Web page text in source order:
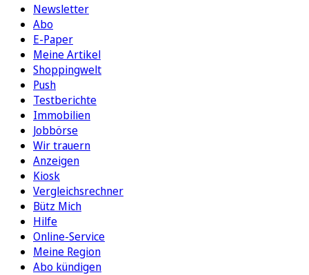
Newsletter
Abo
E-Paper
Meine Artikel
Shoppingwelt
Push
Testberichte
Immobilien
Jobbörse
Wir trauern
Anzeigen
Kiosk
Vergleichsrechner
Bütz Mich
Hilfe
Online-Service
Meine Region
Abo kündigen